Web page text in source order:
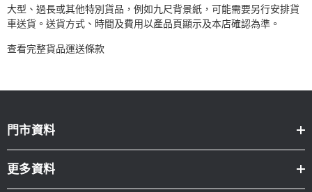
大型、過長或其他特別貨品，例如九尺背景紙，可能需要另行安排貨
車送貨。送貨方式、時間及費用以產品頁顯示及本店確認為準。
查看完整貨品運送條款
門市資料
更多資料